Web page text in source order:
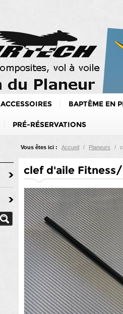
ACCESSOIRES BAPTÊME EN
PRÉ-RÉSERVATIONS
Vous êtes ici : Accueil / Planeurs /
clef d'aile